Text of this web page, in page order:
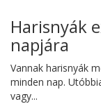
Harisnyák
napjára
Vannak harisnyák
minden nap.
vagy...